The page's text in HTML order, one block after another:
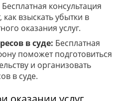
Бесплатная консультация
взыскать убытки в
оказания услуг.
в суде: Бесплатная
поможет подготовиться
и организовать
в суде.